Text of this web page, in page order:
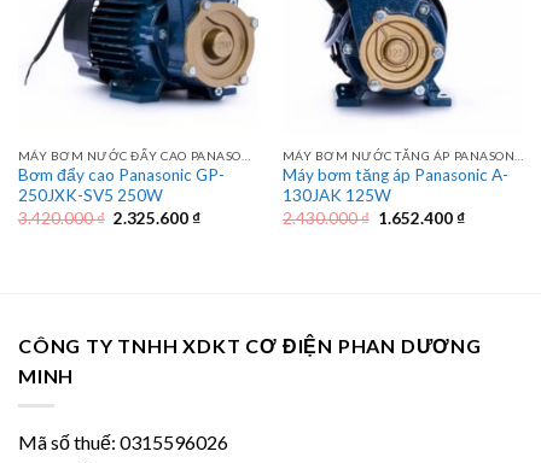
Bơm đẩy cao Panasonic GP-
250JXK-SV5 250W
3.420.000₫ Giá
2.325.600₫Giá
Máy bơm tăng áp Panasonic A-
130JAK 125W
2.430.000₫ Giá
1.652.400₫Giá
CÔNG TY TNHH XDKT CƠ ĐIỆN PHAN DƯƠNG
MINH
Mã số thuế: 0315596026